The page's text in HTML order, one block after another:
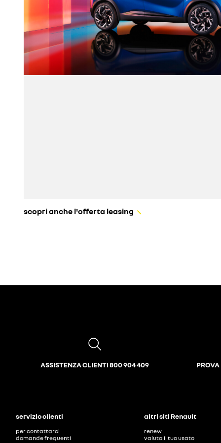
scopri anche l'offerta leasing
ASSISTENZA CLIENTI 800 904 409
servizio clienti
per contattarci
domande frequenti
altri siti Renault
renew
valuta il tuo usato